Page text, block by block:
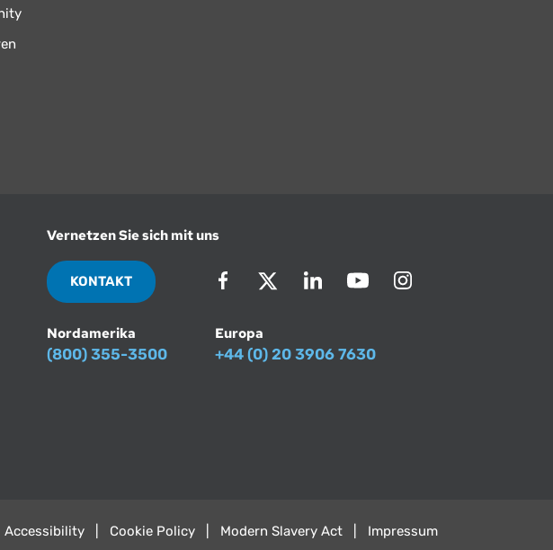
Vernetzen Sie sich mit uns
KONTAKT
Nordamerika
(800) 355-3500
Europa
+44 (0) 20 3906 7630
Accessibility Cookie Policy Modern Slavery Act
Impressum